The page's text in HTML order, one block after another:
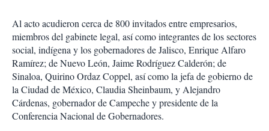
Al acto acudieron cerca de 800 invitados entre empresarios,
miembros del gabinete legal, así como integrantes de los sectores
social, indígena y los gobernadores de Jalisco, Enrique Alfaro
Ramírez; de Nuevo León, Jaime Rodríguez Calderón; de
Sinaloa, Quirino Ordaz Coppel, así como la jefa de gobierno de
la Ciudad de México, Claudia Sheinbaum, y Alejandro
Cárdenas, gobernador de Campeche y presidente de la
Conferencia Nacional de Gobernadores.